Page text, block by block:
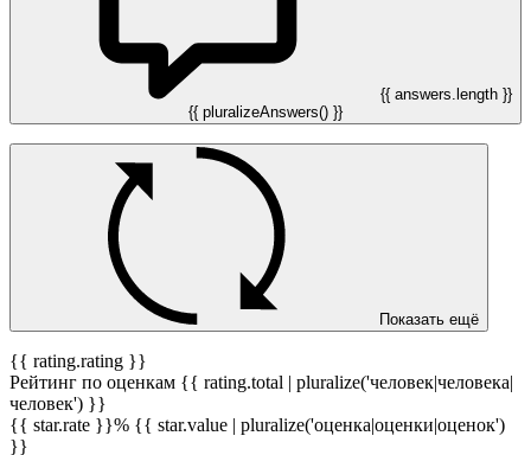
{{ answers.length }}
{{ pluralizeAnswers() }}
Показать ещё
{{ rating.rating }}
Рейтинг по оценкам {{ rating.total | pluralize('человек|человека|
человек') }}
{{ star.rate }}% {{ star.value | pluralize('оценка|оценки|оценок')
}}